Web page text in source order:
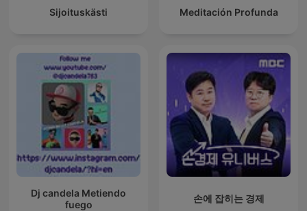
Sijoituskästi Meditación Profunda
Dj candela Metiendo
fuego
손에 잡히는 경제